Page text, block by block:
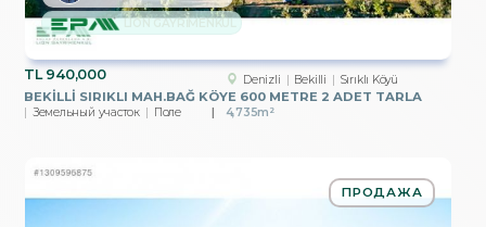
TL940,000 Denizli Bekilli Sırıklı Köyü
BEKİLLİ SIRIKLI MAH.BAĞ KÖYE 600 METRE 2 ADET TARLA
Земельный участок Поле 4,735m²
LION GAYRİMENKUL
ПРОДАЖА